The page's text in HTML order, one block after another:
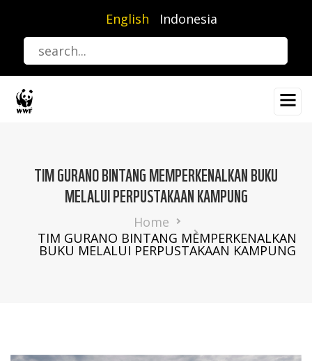
content
English Indonesia
TIM GURANO BINTANG MEMPERKENALKAN BUKU
MELALUI PERPUSTAKAAN KAMPUNG
Home
TIM GURANO BINTANG MEMPERKENALKAN
BUKU MELALUI PERPUSTAKAAN KAMPUNG